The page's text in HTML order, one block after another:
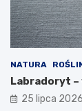
NATURA
Labradoryt –
25 lipca 2026